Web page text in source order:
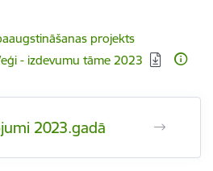
projekts
- izdevumu tāme 2023
2023.gadā